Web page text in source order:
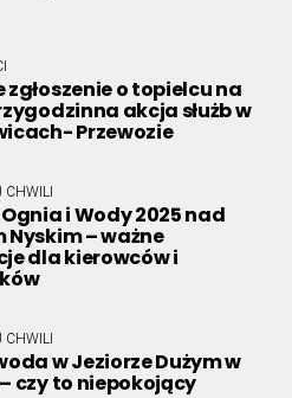
zgłoszenie o topielcu na
akcja służb w
Przewozie
CHWILI
i Wody 2025 nad
Nyskim – ważne
dla kierowców i
CHWILI
w Jeziorze Dużym w
czy to niepokojący